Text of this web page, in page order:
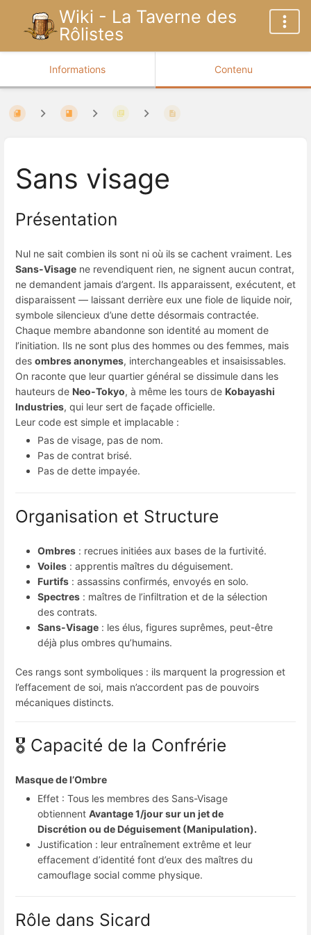
Wiki - La Taverne des
Rôlistes
Informations Contenu
Sans visage
Présentation
Nul ne sait combien ils sont ni où ils se cachent vraiment. Les
Sans-Visage ne revendiquent rien, ne signent aucun contrat,
ne demandent jamais d’argent. Ils apparaissent, exécutent, et
disparaissent — laissant derrière eux une fiole de liquide noir,
symbole silencieux d’une dette désormais contractée.
Chaque membre abandonne son identité au moment de
l’initiation. Ils ne sont plus des hommes ou des femmes, mais
des ombres anonymes, interchangeables et insaisissables.
On raconte que leur quartier général se dissimule dans les
hauteurs de Neo-Tokyo, à même les tours de Kobayashi
Industries, qui leur sert de façade officielle.
Leur code est simple et implacable :
Pas de visage, pas de nom.
Pas de contrat brisé.
Pas de dette impayée.
Organisation et Structure
Ombres : recrues initiées aux bases de la furtivité.
Voiles : apprentis maîtres du déguisement.
Furtifs : assassins confirmés, envoyés en solo.
Spectres : maîtres de l’infiltration et de la sélection
des contrats.
Sans-Visage : les élus, figures suprêmes, peut-être
déjà plus ombres qu’humains.
Ces rangs sont symboliques : ils marquent la progression et
l’effacement de soi, mais n’accordent pas de pouvoirs
mécaniques distincts.
🎖️ Capacité de la Confrérie
Masque de l’Ombre
Effet : Tous les membres des Sans-Visage
obtiennent Avantage 1/jour sur un jet de
Discrétion ou de Déguisement (Manipulation).
Justification : leur entraînement extrême et leur
effacement d’identité font d’eux des maîtres du
camouflage social comme physique.
Rôle dans Sicard